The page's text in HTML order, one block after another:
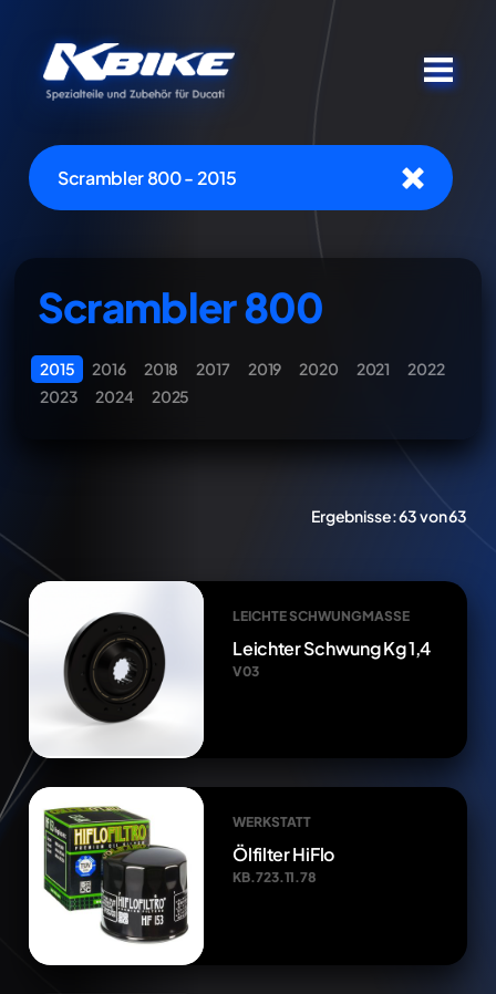
Scrambler 800 - 2015
Scrambler 800
2015 2016 2018 2017 2019 2020 2021
2022
2023
2024 2025
Ergebnisse:63 von 63
LEICHTE SCHWUNGMASSE
Leichter Schwung Kg 1,4
V03
WERKSTATT
Ölfilter HiFlo
KB.723.11.78